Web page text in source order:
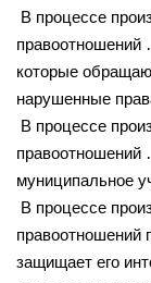
В процессе
правоотношений
которые
нарушенные
В процессе
правоотношений
муниципальное
В процессе
правоотношений
защищает его